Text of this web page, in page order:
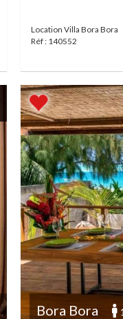
Location Villa Bora Bora
Réf : 140552
Bora Bora